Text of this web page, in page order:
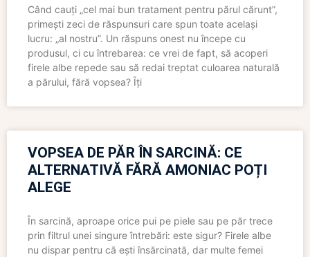
Când cauți „cel mai bun tratament pentru părul cărunt”,
primești zeci de răspunsuri care spun toate același
lucru: „al nostru”. Un răspuns onest nu începe cu
produsul, ci cu întrebarea: ce vrei de fapt, să acoperi
firele albe repede sau să redai treptat culoarea naturală
a părului, fără vopsea? Îți
VOPSEA DE PĂR ÎN SARCINĂ: CE
ALTERNATIVĂ FĂRĂ AMONIAC POȚI
ALEGE
În sarcină, aproape orice pui pe piele sau pe păr trece
prin filtrul unei singure întrebări: este sigur? Firele albe
nu dispar pentru că ești însărcinată, dar multe femei